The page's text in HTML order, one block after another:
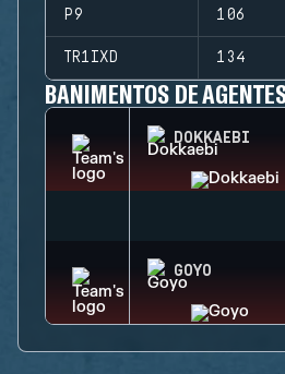
P9 106
TR1IXD 134
BANIMENTOS DE
DOKKAEBI
GOYO